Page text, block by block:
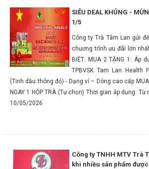
SIÊU DEAL KHỦNG -
1/5
Công ty Trà Tâm Lan gửi
chương trình ưu đãi lớn
BIỆT: MUA 2 TẶNG 1: Áp
TPBVSK Tam Lan Health
(Tinh dầu thông đỏ) - Dạng vỉ – Dòng cao cấp MUA
NGAY 1 HỘP TRÀ (Tự chọn) Thời gian áp dụng:
10/05/2026
Công ty TNHH MTV Trà
khi nhiều sản phẩm